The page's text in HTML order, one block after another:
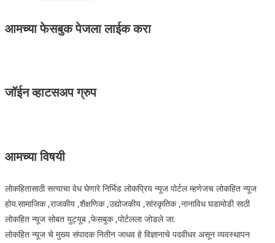
आमच्या फेसबुक पेजला लाईक करा
जॉईन व्हाटसअप ग्रुप
आमच्या विषयी
लोकहितासाठी सत्याचा वेध घेणारे निर्भिड लोकप्रिय न्यूज पोर्टल म्हणेजच लोकहित न्यूज
होय.सामाजिक ,राजकीय ,शैक्षणिक ,उद्योजकीय ,सांस्कृतिक ,नानाविध घडामोडी साठी
लोकहित न्यूज सोबत युट्यूब ,फेसबुक ,पोर्टलला जोडले जा.
लोकहित न्यूज चे मुख्य संपादक नितीन जाधव हे विज्ञानाचे पदवीधर असून व्यवस्थापन